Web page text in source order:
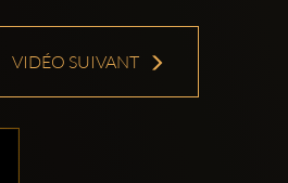
VIDÉO SUIVANT